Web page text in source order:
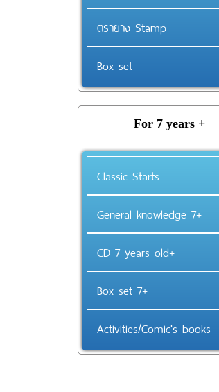
ตรายาง Stamp
Box set
For 7 years +
Classic Starts
General knowledge 7+
CD 7 years old+
Box set 7+
Activities/Comic's books